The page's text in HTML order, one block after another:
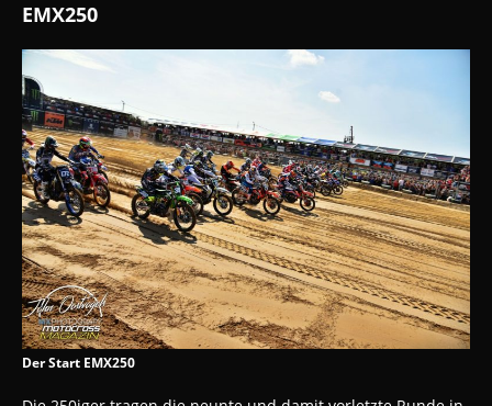
EMX250
Der Start EMX250